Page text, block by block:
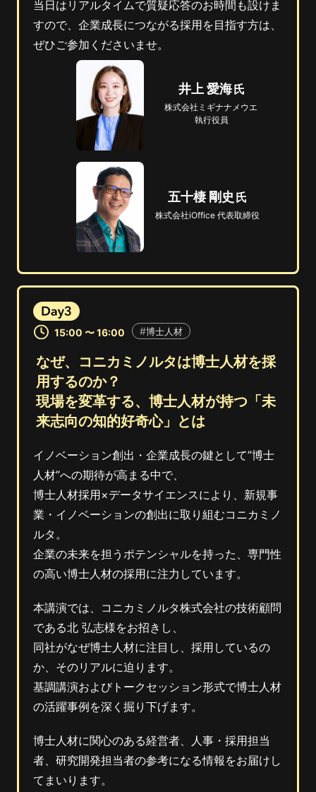
当日はリアルタイムで質疑応答のお時間も設けま
すので、企業成長につながる採用を目指す方は、
ぜひご参加くださいませ。
井上 愛海
株式会社 ミギナナメウエ
執行役員
五十棲 剛史
株式会社iOffice 代表取締役
15:00 〜 16:00 博士人材
なぜ、コニカミノルタは博士人材を採
用するのか？
現場を変革する、博士人材が持つ「未
来志向の知的好奇心」とは
イノベーション創出・企業成長の鍵として”博士
人材”への期待が高まる中で、
博士人材採用×データサイエンスにより、新規事
業・イノベーションの創出に取り組むコニカミノ
ルタ。
企業の未来を担うポテンシャルを持った、専門性
の高い博士人材の採用に注力しています。
本講演では、コニカミノルタ株式会社の技術顧問
である北 弘志様をお招きし、
同社がなぜ博士人材に注目し、採用しているの
か、そのリアルに迫ります。
基調講演およびトークセッション形式で博士人材
の活躍事例を深く掘り下げます。
博士人材に関心のある経営者、人事・採用担当
者、研究開発担当者の参考になる情報をお届けし
てまいります。